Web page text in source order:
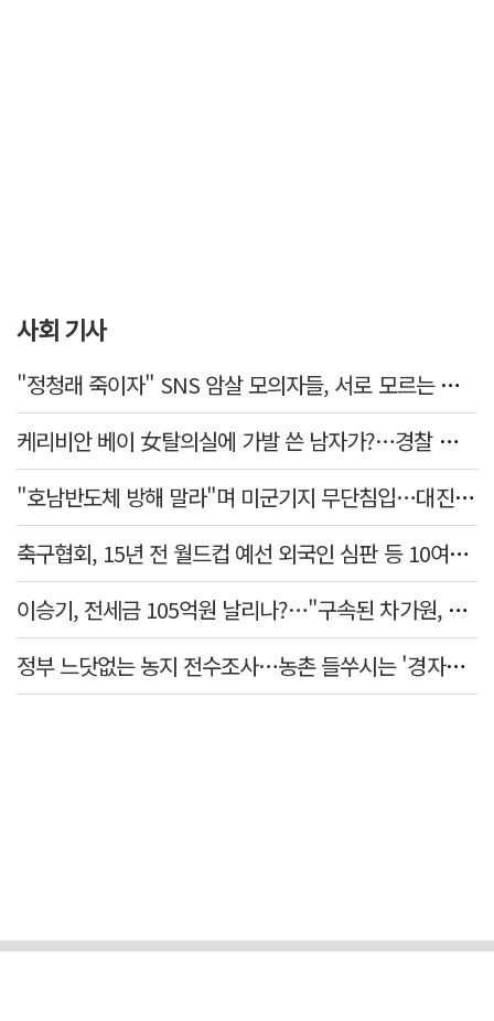
사회 기사
"정청래 죽이자" SNS 암살 모의자들, 서로 모르는 사이였다…檢송치
케리비안 베이 女탈의실에 가발 쓴 남자가?…경찰 추적 중
"호남반도체 방해 말라"며 미군기지 무단침입…대진연 회원 3명 '구속'
축구협회, 15년 전 월드컵 예선 외국인 심판 등 10여명에 '성 접대'
이승기, 전세금 105억원 날리나?…"구속된 차가원, 형사 범죄 영역"
정부 느닷없는 농지 전수조사…농촌 들쑤시는 '경자유전'의 칼날